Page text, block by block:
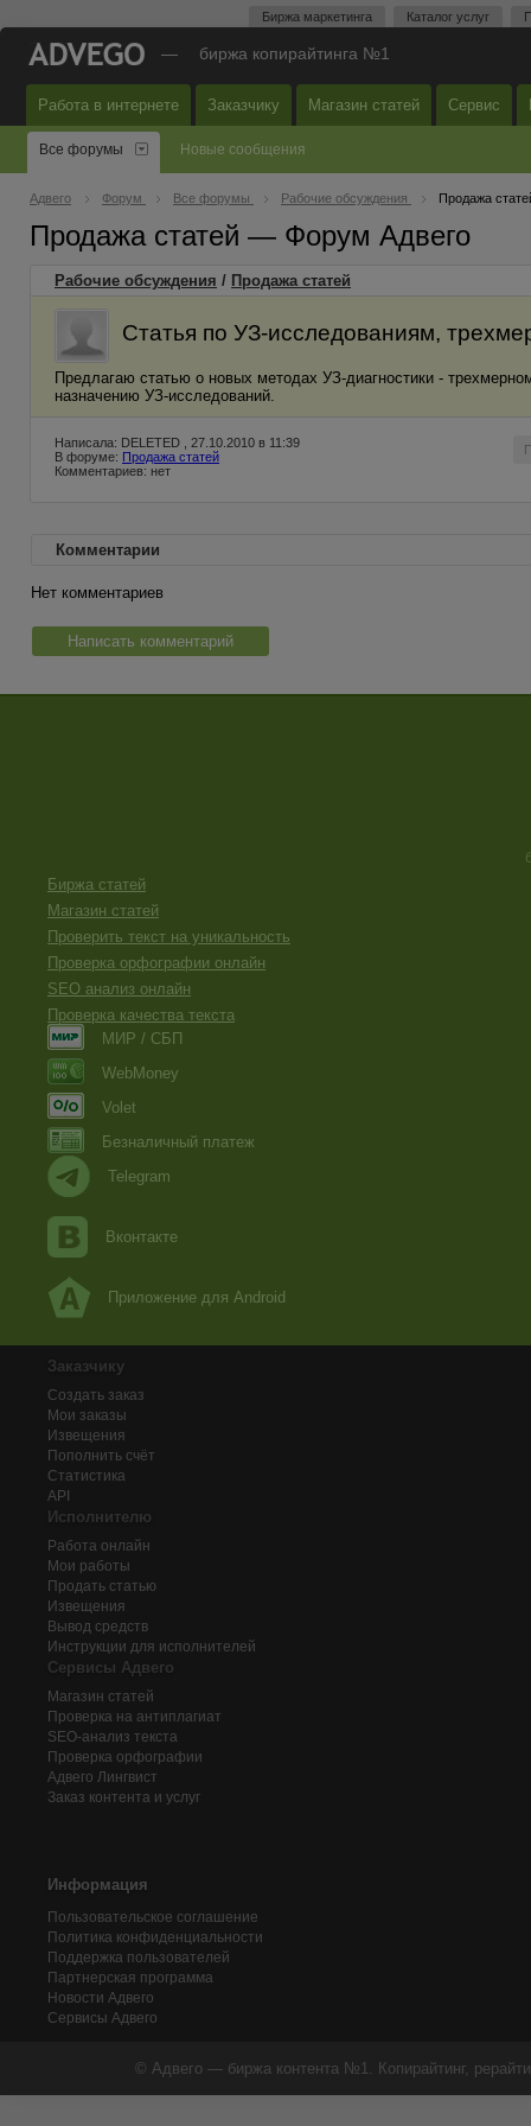
Биржа маркетинга Каталог услуг
— биржа копирайтинга №1
Работа в интернете Заказчику Магазин статей Сервис
Все форумы Новые сообщения
Адвего Форум Все форумы Рабочие обсуждения Продажа
Продажа статей — Форум Адвего
Рабочие обсуждения / Продажа статей
Статья по УЗ-исследованиям,
Предлагаю статью о новых методах УЗ-диагностики -
назначению УЗ-исследований.
Написала: DELETED , 27.10.2010 в 11:39
В форуме: Продажа статей
Комментариев: нет
Комментарии
Нет комментариев
Написать комментарий
Биржа статей
Магазин статей
Проверить текст на уникальность
Проверка орфографии онлайн
SEO анализ онлайн
Проверка качества текста
МИР / СБП
WebMoney
Volet
Безналичный платеж
Telegram
Вконтакте
Приложение для Android
Заказчику
Создать заказ
Мои заказы
Извещения
Пополнить счёт
Статистика
API
Исполнителю
Работа онлайн
Мои работы
Продать статью
Извещения
Вывод средств
Инструкции для исполнителей
Сервисы Адвего
Магазин статей
Проверка на антиплагиат
SEO-анализ текста
Проверка орфографии
Адвего Лингвист
Заказ контента и услуг
Информация
Пользовательское соглашение
Политика конфиденциальности
Поддержка пользователей
Партнерская программа
Новости Адвего
Сервисы Адвего
© Адвего — биржа контента №1. Копирайтинг,